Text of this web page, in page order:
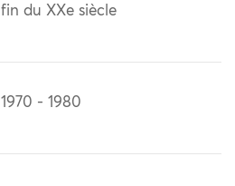
fin du XXe siècle
1970 - 1980